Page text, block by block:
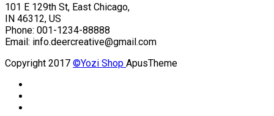
101 E 129th St, East Chicago,
IN 46312, US
Phone: 001-1234-88888
Email: info.deercreative@gmail.com
Copyright 2017 ©Yozi Shop ApusTheme